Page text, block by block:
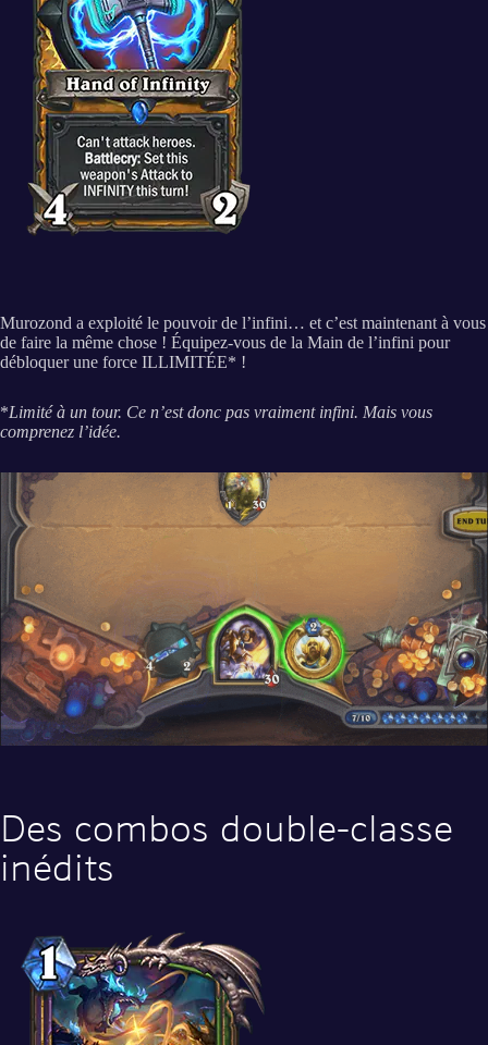
Murozond a exploité le pouvoir de l’infini… et c’est maintenant à vous
de faire la même chose ! Équipez-vous de la Main de l’infini pour
débloquer une force ILLIMITÉE* !
*Limité à un tour. Ce n’est donc pas vraiment infini. Mais vous
comprenez l’idée.
Des combos double-classe
inédits